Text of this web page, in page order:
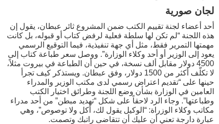
لجان صورية
أحد أعضاء لجنة تقييم الكتب ضمن المشروع ثائر عبطان، يقول إن
هذه اللجنة “لم تكن لها سلطة فعلية لرفض كتاب أو قبوله، بل كانت
مهمتها التمرير فقط، مثل أي جهة تنفيذية، فيما التوقيع الرسمي
يعود إلى الوزير أو أحد وكلاء الوزارة”. ووصل سعر طباعة كتاب إلى
4500 دولار مقابل ألف نسخة، في حين أن الطباعة في بيروت مثلاً،
لا تكلّف أكثر من 1500 دولار، وفق عبطان. ويستذكر كيف تجرأ
حينها على “تقديم اعتراض رسمي لدى مكتب الوزير والمدراء
العامين في الوزارة بشأن وضع اللجنة وطرائق اختيار الكتب
وطباعتها”. وجاء الرد لاحقاً على شكل “تهديد مبطن” من أحد مدراء
مكاتب وكلاء الوزراة: “الوكيل يقول لك، أكل ولا توصوص”، وهي
عبارة دارجة تعني أن عليك أن تتقاضى راتبك وتصمت.